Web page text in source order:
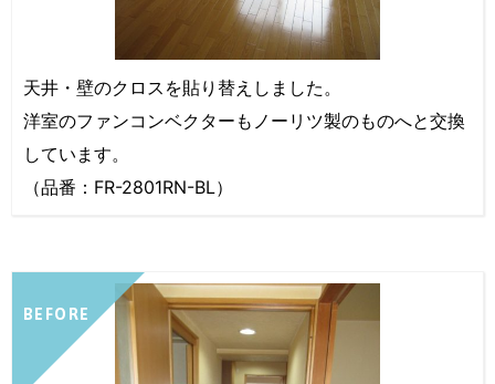
天井・壁のクロスを貼り替えしました。
洋室のファンコンベクターもノーリツ製のものへと交換
しています。
（品番：FR-2801RN-BL）
BEFORE